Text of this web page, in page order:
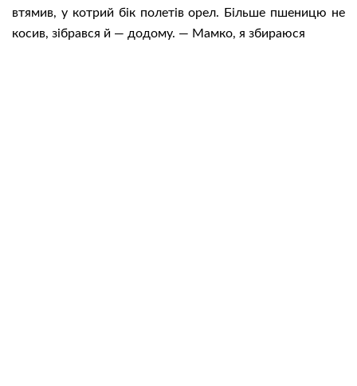
втямив, у котрий бік полетів орел. Більше пшеницю не
косив, зібрався й — додому. — Мамко, я збираюся